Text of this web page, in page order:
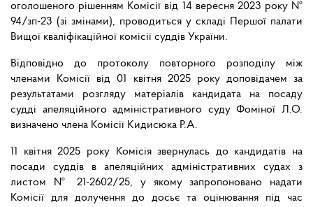
оголошеного рішенням Комісії від 14 вересня 2023 року №
94/зп-23 (зі змінами), проводиться у складі Першої палати
Вищої кваліфікаційної комісії суддів України.
Відповідно до протоколу повторного розподілу між
членами Комісії від 01 квітня 2025 року доповідачем за
результатами розгляду матеріалів кандидата на посаду
судді апеляційного адміністративного суду Фоміної Л.О.
визначено члена Комісії Кидисюка Р.А.
11 квітня 2025 року Комісія звернулась до кандидатів на
посади суддів в апеляційних адміністративних судах з
листом № 21-2602/25, у якому запропоновано надати
Комісії для долучення до досьє та оцінювання під час